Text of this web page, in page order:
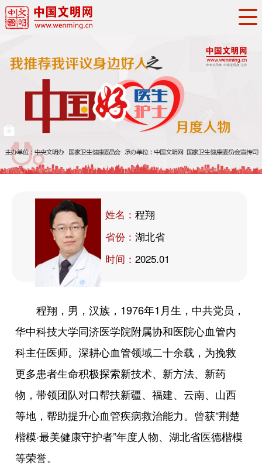
工作动态
权威发布
资讯联播
文明培育
文明实践
文明创建
文明之光
文明影音 文明矩阵
姓名： 程翔
省份： 湖北省
时间： 2025.01
程翔，男，汉族，1976年1月生，中共党员，
华中科技大学同济医学院附属协和医院心血管内
科主任医师。深耕心血管领域二十余载，为挽救
更多患者生命积极探索新技术、新方法、新药
物，带领团队对口帮扶新疆、福建、云南、山西
等地，帮助提升心血管疾病救治能力。曾获“荆楚
楷模·最美健康守护者”年度人物、湖北省医德楷模
等荣誉。